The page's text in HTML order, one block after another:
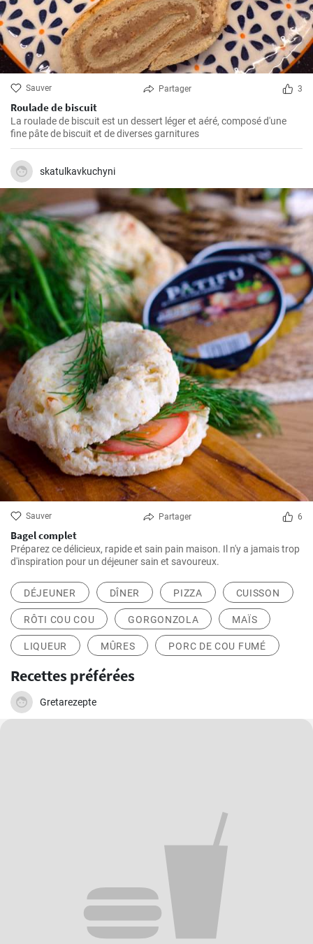
Sauver Partager 3
Roulade de biscuit
La roulade de biscuit est un dessert léger et aéré, composé d'une
fine pâte de biscuit et de diverses garnitures
skatulkavkuchyni
Sauver Partager 6
Bagel complet
Préparez ce délicieux, rapide et sain pain maison. Il n'y a jamais trop
d'inspiration pour un déjeuner sain et savoureux.
DÉJEUNER DÎNER PIZZA CUISSON
RÔTI COU COU GORGONZOLA MAÏS
LIQUEUR MÛRES PORC DE COU FUMÉ
Recettes préférées
Gretarezepte